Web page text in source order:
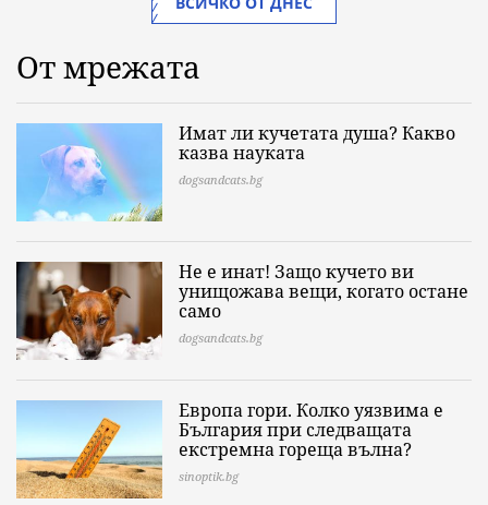
От мрежата
Имат ли кучетата душа? Какво
казва науката
dogsandcats.bg
Не е инат! Защо кучето ви
унищожава вещи, когато остане
само
dogsandcats.bg
Европа гори. Колко уязвима е
България при следващата
екстремна гореща вълна?
sinoptik.bg